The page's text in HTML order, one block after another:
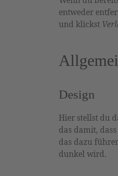
entweder
und klickst
Design
Hier stellst du
das damit,
das dazu
dunkel wird.